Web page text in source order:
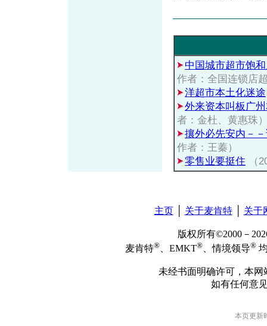
中国城市超市饱
作者：全国连锁店
洋超市本土化迷途
外来资本叫板广
者：金杜、黄惠珠
攘外必先安内－
作者：王蓁）
零售业要挺住
（
主页│ 关于麦肯特│ 关于
版权所有©2000－
麦肯特® 、EMKT® 、情境领导®
未经书面明确许可，本
如有任何意
本页更新